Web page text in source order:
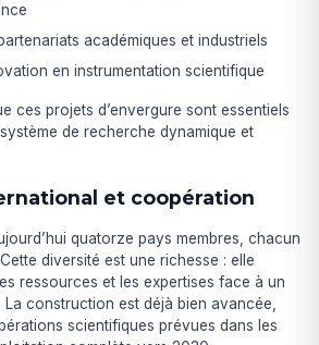
académiques et industriels
en instrumentation scientifique
ces projets d’envergure sont essentiels
de recherche dynamique et
et coopération
quatorze pays membres, chacun
diversité est une richesse : elle
ressources et les expertises face à un
construction est déjà bien avancée,
scientifiques prévues dans les